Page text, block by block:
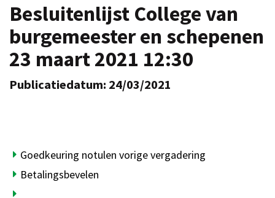
Besluitenlijst College van
burgemeester en schepenen
23 maart 2021 12:30
Publicatiedatum: 24/03/2021
Goedkeuring notulen vorige vergadering
Betalingsbevelen